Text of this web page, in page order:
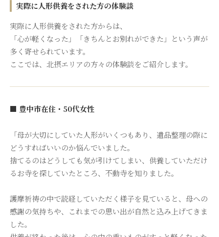
実際に人形供養をされた方の体験談
実際に人形供養をされた方からは、
「心が軽くなった」「きちんとお別れができた」という声が
多く寄せられています。
ここでは、北摂エリアの方々の体験談をご紹介します。
■ 豊中市在住・50代女性
「母が大切にしていた人形がいくつもあり、遺品整理の際に
どうすればいいのか悩んでいました。
捨てるのはどうしても気が引けてしまい、供養していただけ
るお寺を探していたところ、不動寺を知りました。
護摩祈祷の中で読経していただく様子を見ていると、母への
感謝の気持ちや、これまでの思い出が自然と込み上げてきま
した。